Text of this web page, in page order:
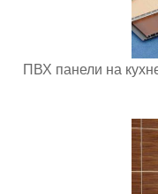
ПВХ панели на